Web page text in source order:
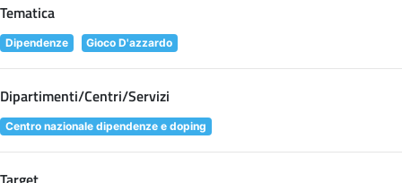
Tematica
Dipendenze Gioco D'azzardo
Dipartimenti/Centri/Servizi
Centro nazionale dipendenze e doping